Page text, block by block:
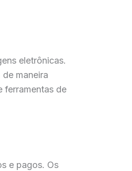
eletrônicas.
maneira
ferramentas de
e pagos. Os